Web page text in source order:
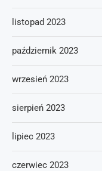
listopad 2023
październik 2023
wrzesień 2023
sierpień 2023
lipiec 2023
czerwiec 2023